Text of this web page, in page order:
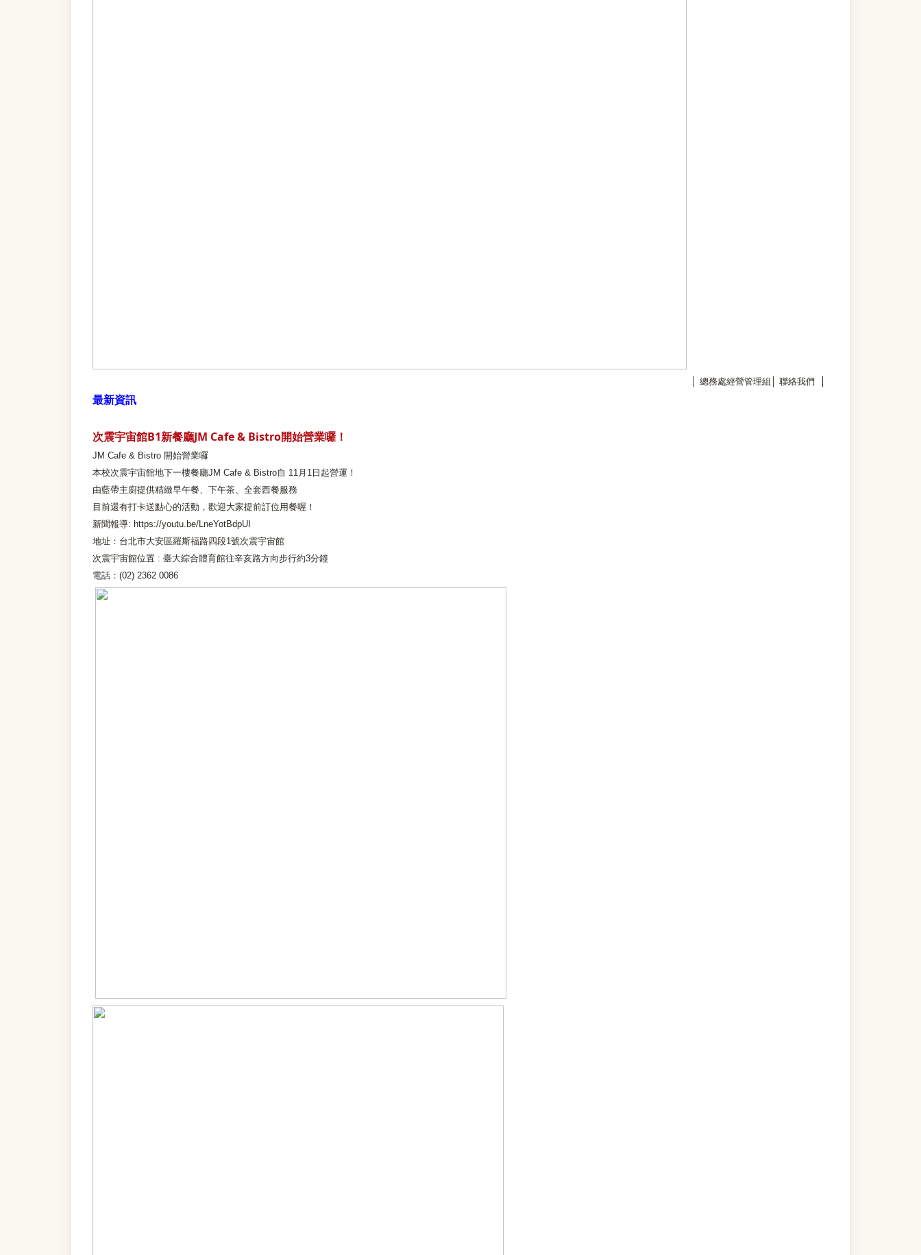
總務處經營管理組 聯絡我們
最新資訊
次震宇宙館B1新餐廳JM Cafe & Bistro開始營業囉！
JM Cafe & Bistro 開始營業囉
本校次震宇宙館地下一樓餐廳JM Cafe & Bistro自 11月1日起營運！
由藍帶主廚提供精緻早午餐、下午茶、全套西餐服務
目前還有打卡送點心的活動，歡迎大家提前訂位用餐喔！
新聞報導: https://youtu.be/LneYotBdpUI
地址：台北市大安區羅斯福路四段1號次震宇宙館
次震宇宙館位置 : 臺大綜合體育館往辛亥路方向步行約3分鐘
電話：(02) 2362 0086